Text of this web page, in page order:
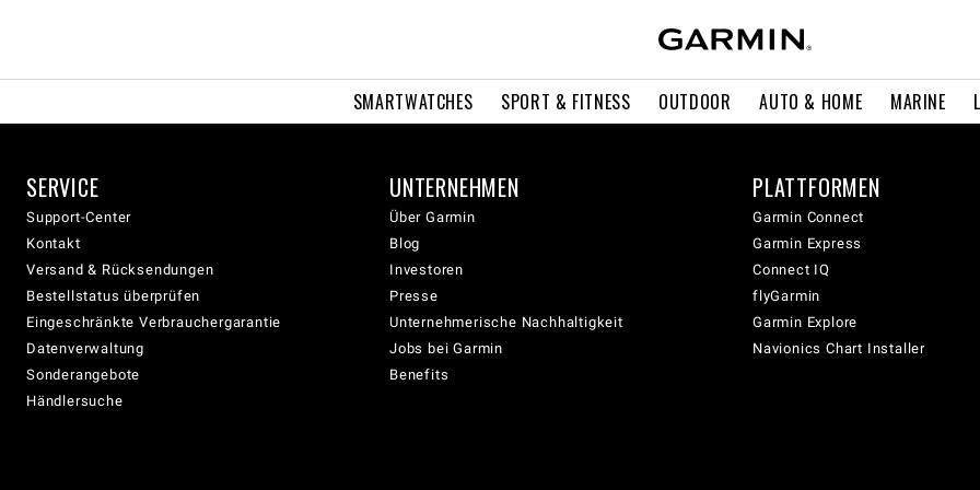
SMARTWATCHES SPORT & FITNESS OUTDOOR AUTO & HOME MARINE
SERVICE
Support-Center
Kontakt
Versand & Rücksendungen
Bestellstatus überprüfen
Eingeschränkte Verbrauchergarantie
Datenverwaltung
Sonderangebote
Händlersuche
UNTERNEHMEN
Über Garmin
Blog
Investoren
Presse
Unternehmerische Nachhaltigkeit
Jobs bei Garmin
Benefits
PLATTFORMEN
Garmin Connect
Garmin Express
Connect IQ
flyGarmin
Garmin Explore
Navionics Chart Installer